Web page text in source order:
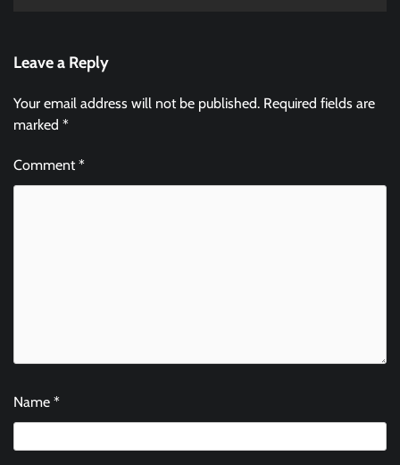
Leave a Reply
Your email address will not be published. Required fields are
marked *
Comment*
Name *